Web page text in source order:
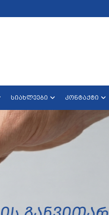
სიახლეები კონტაქტი